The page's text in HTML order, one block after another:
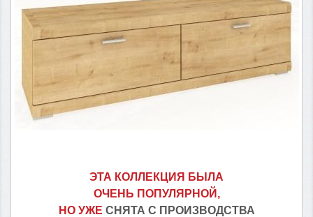
ЭТА КОЛЛЕКЦИЯ БЫЛА
ОЧЕНЬ ПОПУЛЯРНОЙ,
НО УЖЕ СНЯТА С ПРОИЗВОДСТВА